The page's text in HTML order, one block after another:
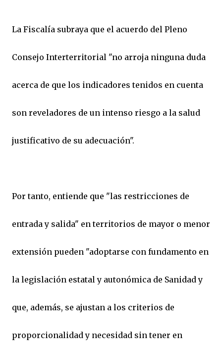
La Fiscalía subraya que el acuerdo del Pleno
Consejo Interterritorial "no arroja ninguna duda
acerca de que los indicadores tenidos en cuenta
son reveladores de un intenso riesgo a la salud
justificativo de su adecuación".
Por tanto, entiende que "las restricciones de
entrada y salida" en territorios de mayor o menor
extensión pueden "adoptarse con fundamento en
la legislación estatal y autonómica de Sanidad y
que, además, se ajustan a los criterios de
proporcionalidad y necesidad sin tener en